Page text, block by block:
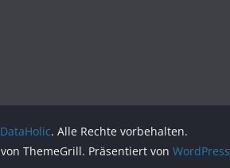
DataHolic. Alle Rechte vorbehalten.
von ThemeGrill. Präsentiert von WordPress